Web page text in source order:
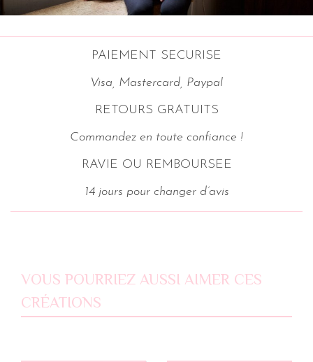
PAIEMENT SECURISE
Visa, Mastercard, Paypal
RETOURS GRATUITS
Commandez en toute confiance !
RAVIE OU REMBOURSEE
14 jours pour changer d’avis
VOUS POURRIEZ AUSSI AIMER CES
CRÉATIONS